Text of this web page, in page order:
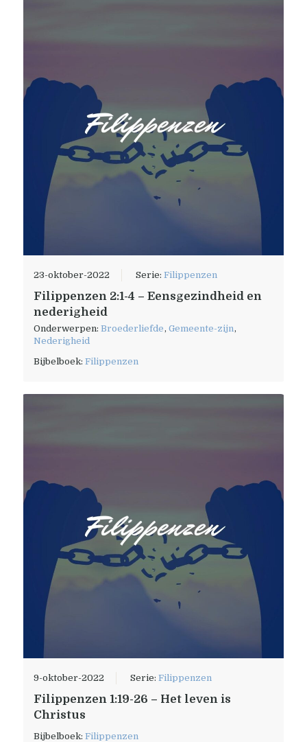
23-oktober-2022 Serie:Filippenzen
Filippenzen 2:1-4 – Eensgezindheid en
nederigheid
Onderwerpen:Broederliefde,Gemeente-zijn,
Nederigheid
Bijbelboek:Filippenzen
9-oktober-2022 Serie:Filippenzen
Filippenzen 1:19-26 – Het leven is
Christus
Bijbelboek:Filippenzen